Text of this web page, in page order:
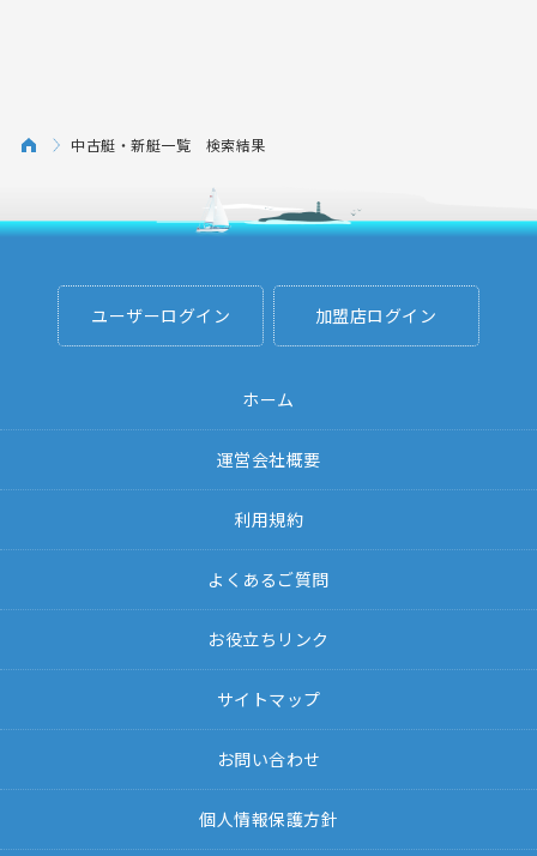
中古艇・新艇一覧 検索結果
ユーザーログイン 加盟店ログイン
ホーム
運営会社概要
利用規約
よくあるご質問
お役立ちリンク
サイトマップ
お問い合わせ
個人情報保護方針